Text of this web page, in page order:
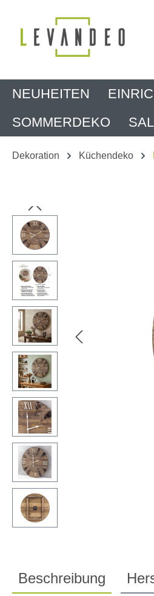
NEUHEITEN
SOMMERDEKO
Dekoration Küchendeko
Bildergalerie überspringen
Beschreibung